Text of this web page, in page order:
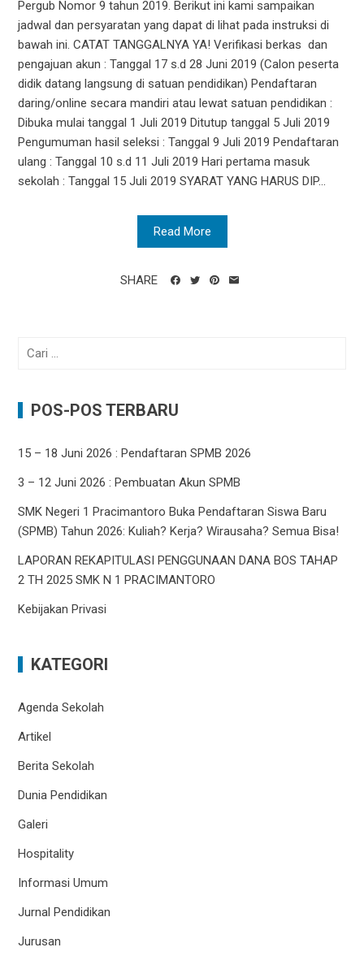
Pergub Nomor 9 tahun 2019. Berikut ini kami sampaikan
jadwal dan persyaratan yang dapat di lihat pada instruksi di
bawah ini. CATAT TANGGALNYA YA! Verifikasi berkas dan
pengajuan akun : Tanggal 17 s.d 28 Juni 2019 (Calon peserta
didik datang langsung di satuan pendidikan) Pendaftaran
daring/online secara mandiri atau lewat satuan pendidikan :
Dibuka mulai tanggal 1 Juli 2019 Ditutup tanggal 5 Juli 2019
Pengumuman hasil seleksi : Tanggal 9 Juli 2019 Pendaftaran
ulang : Tanggal 10 s.d 11 Juli 2019 Hari pertama masuk
sekolah : Tanggal 15 Juli 2019 SYARAT YANG HARUS DIP...
Read More
SHARE
Cari
POS-POS TERBARU
15 – 18 Juni 2026 : Pendaftaran SPMB 2026
3 – 12 Juni 2026 : Pembuatan Akun SPMB
SMK Negeri 1 Pracimantoro Buka Pendaftaran Siswa Baru
(SPMB) Tahun 2026: Kuliah? Kerja? Wirausaha? Semua Bisa!
LAPORAN REKAPITULASI PENGGUNAAN DANA BOS TAHAP
2 TH 2025 SMK N 1 PRACIMANTORO
Kebijakan Privasi
KATEGORI
Agenda Sekolah
Artikel
Berita Sekolah
Dunia Pendidikan
Galeri
Hospitality
Informasi Umum
Jurnal Pendidikan
Jurusan